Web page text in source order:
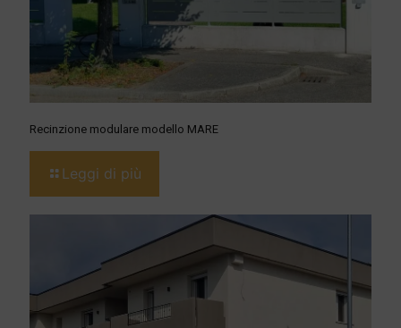
Recinzione modulare modello MARE
Leggi di più